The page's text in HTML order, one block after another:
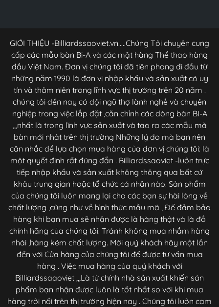
GIỚI THIỆU -Billiardssaoviet.vn.....Chúng Tôi chuyên cung
cấp các mẫu bàn Bi-A và các mặt hàng Thể thao hàng
đầu Việt Nam. Đơn vị chúng tôi đã tiên phong đi đầu từ
những năm 1990 là đơn vị nhập khẩu và sản xuất có uy
tín và thâm niên trong lĩnh vực thị trường trên 20 năm .
chúng tôi đến nay có đội ngũ thợ lành nghề và chuyên
nghiệp trong việc lắp đặt ,căn chỉnh các dòng bàn BI-A
,,,nhất là trong lĩnh vực sản xuất và tạo ra các mẫu mã
bàn mới nhât trên thị trường Những lý do mà bạn nên
cân nhắc để lựa chọn mua hàng của đơn vị chúng tôi: là
một quyết định rất đúng đắn . Billiardssaoviet -luôn trực
tiếp nhập khẩu và sản xuất không thông qua bất cứ
khâu trung gian hoặc tổ chức cá nhân nào. Sản phẩm
của chúng tôi luôn mang lại cho các bạn sự hài lòng về
chất lượng ,cũng như về hình thức mẫu mã , Để đảm bảo
hàng khi bạn mua sẽ nhận được là hàng thật và là đồ
chính hãng của chúng tôi. Tránh không mua nhầm hàng
nhái ,hàng kém chất lượng. Mời quý khách hãy một lần
đến với Cửa hàng của chúng tôi để được tư vấn mua
hàng . Việc mua hàng của quý khách với
Billiardssaaoviet ,,,Là từ chính nhà sản xuất khiến sản
phẩm bạn nhận được luôn là tốt nhất so với khi mua
hàng trôi nổi trên thị trường hiện nay . Chúng tôi luôn cam